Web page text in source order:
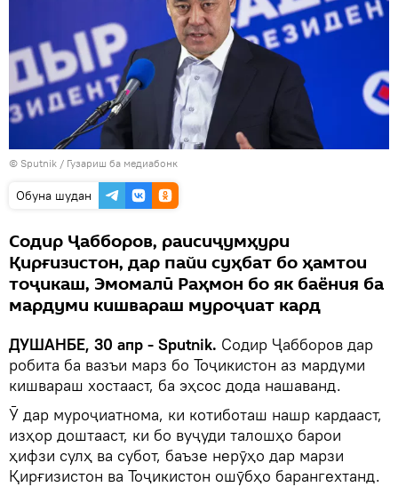
© Sputnik / Гузариш ба медиабонк
Обуна шудан
Содир Ҷабборов, раисиҷумҳури
Қирғизистон, дар пайи суҳбат бо ҳамтои
тоҷикаш, Эмомалӣ Раҳмон бо як баёния ба
мардуми кишвараш муроҷиат кард
ДУШАНБЕ, 30 апр - Sputnik. Содир Ҷабборов дар
робита ба вазъи марз бо Тоҷикистон аз мардуми
кишвараш хостааст, ба эҳсос дода нашаванд.
Ӯ дар муроҷиатнома, ки котиботаш нашр кардааст,
изҳор доштааст, ки бо вуҷуди талошҳо барои
ҳифзи сулҳ ва субот, баъзе нерӯҳо дар марзи
Қирғизистон ва Тоҷикистон ошӯбҳо барангехтанд.